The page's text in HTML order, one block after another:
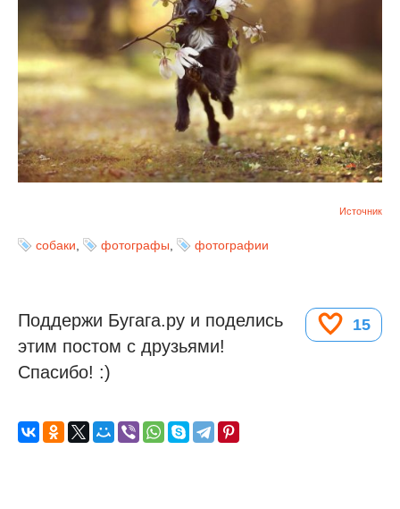
Источник
собаки фотографы фотографии
15
Поддержи Бугага.ру и поделись
этим постом с друзьями!
Спасибо! :)